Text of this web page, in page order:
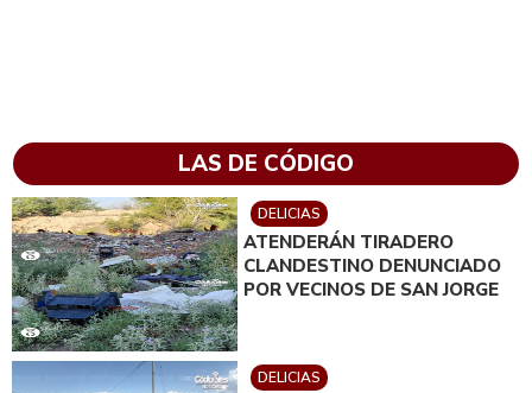
LAS DE CÓDIGO
DELICIAS
ATENDERÁN TIRADERO
CLANDESTINO DENUNCIADO
POR VECINOS DE SAN JORGE
DELICIAS